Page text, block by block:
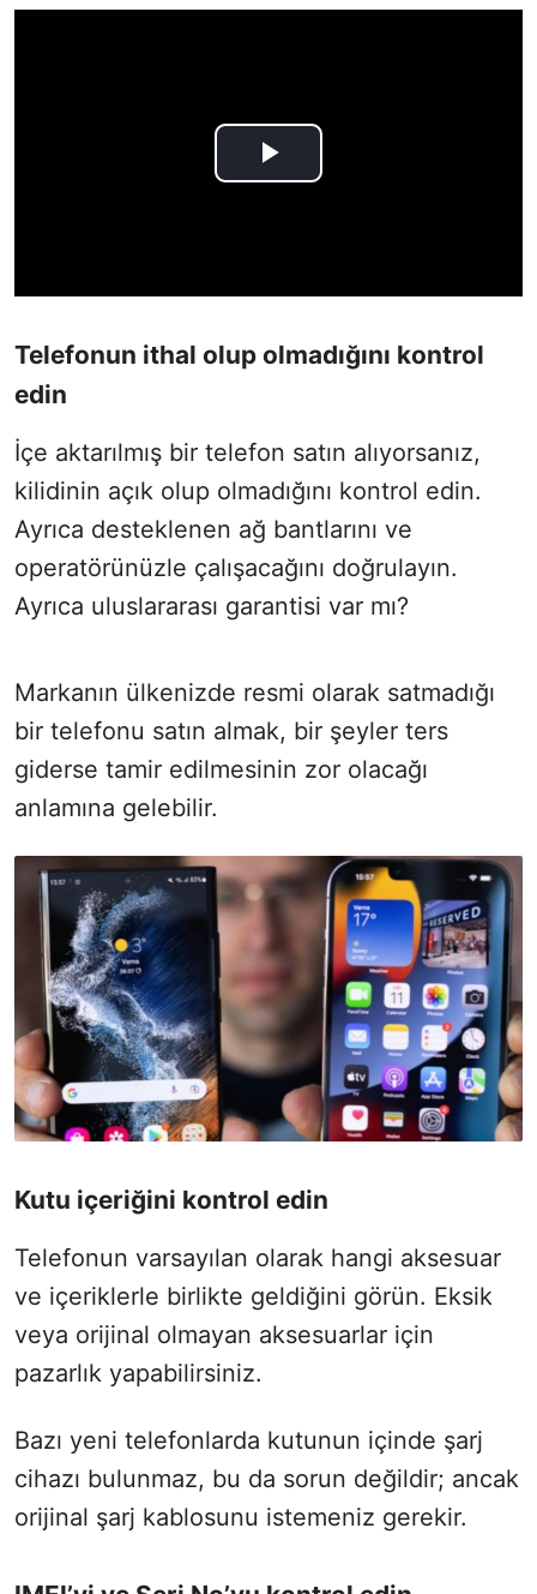
Telefonun ithal olup olmadığını kontrol
edin
İçe aktarılmış bir telefon satın alıyorsanız,
kilidinin açık olup olmadığını kontrol edin.
Ayrıca desteklenen ağ bantlarını ve
operatörünüzle çalışacağını doğrulayın.
Ayrıca uluslararası garantisi var mı?
Markanın ülkenizde resmi olarak satmadığı
bir telefonu satın almak, bir şeyler ters
giderse tamir edilmesinin zor olacağı
anlamına gelebilir.
Kutu içeriğini kontrol edin
Telefonun varsayılan olarak hangi aksesuar
ve içeriklerle birlikte geldiğini görün. Eksik
veya orijinal olmayan aksesuarlar için
pazarlık yapabilirsiniz.
Bazı yeni telefonlarda kutunun içinde şarj
cihazı bulunmaz, bu da sorun değildir; ancak
orijinal şarj kablosunu istemeniz gerekir.